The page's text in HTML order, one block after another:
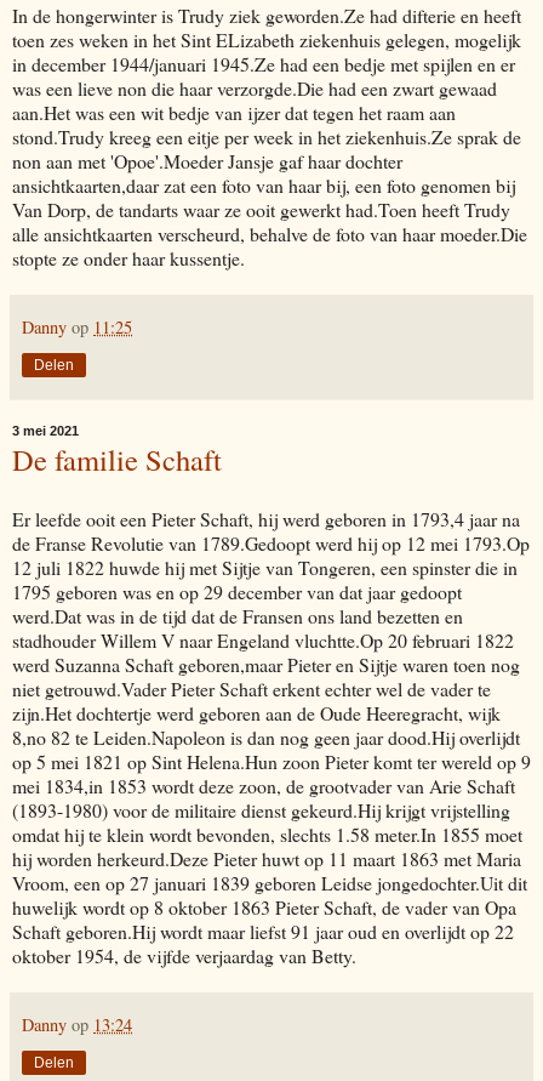
In de hongerwinter is Trudy ziek geworden.Ze had difterie en heeft
toen zes weken in het Sint ELizabeth ziekenhuis gelegen, mogelijk
in december 1944/januari 1945.Ze had een bedje met spijlen en er
was een lieve non die haar verzorgde.Die had een zwart gewaad
aan.Het was een wit bedje van ijzer dat tegen het raam aan
stond.Trudy kreeg een eitje per week in het ziekenhuis.Ze sprak de
non aan met 'Opoe'.Moeder Jansje gaf haar dochter
ansichtkaarten,daar zat een foto van haar bij, een foto genomen bij
Van Dorp, de tandarts waar ze ooit gewerkt had.Toen heeft Trudy
alle ansichtkaarten verscheurd, behalve de foto van haar moeder.Die
stopte ze onder haar kussentje.
Danny op 11:25
Delen
3 mei 2021
De familie Schaft
Er leefde ooit een Pieter Schaft, hij werd geboren in 1793,4 jaar na
de Franse Revolutie van 1789.Gedoopt werd hij op 12 mei 1793.Op
12 juli 1822 huwde hij met Sijtje van Tongeren, een spinster die in
1795 geboren was en op 29 december van dat jaar gedoopt
werd.Dat was in de tijd dat de Fransen ons land bezetten en
stadhouder Willem V naar Engeland vluchtte.Op 20 februari 1822
werd Suzanna Schaft geboren,maar Pieter en Sijtje waren toen nog
niet getrouwd.Vader Pieter Schaft erkent echter wel de vader te
zijn.Het dochtertje werd geboren aan de Oude Heeregracht, wijk
8,no 82 te Leiden.Napoleon is dan nog geen jaar dood.Hij overlijdt
op 5 mei 1821 op Sint Helena.Hun zoon Pieter komt ter wereld op 9
mei 1834,in 1853 wordt deze zoon, de grootvader van Arie Schaft
(1893-1980) voor de militaire dienst gekeurd.Hij krijgt vrijstelling
omdat hij te klein wordt bevonden, slechts 1.58 meter.In 1855 moet
hij worden herkeurd.Deze Pieter huwt op 11 maart 1863 met Maria
Vroom, een op 27 januari 1839 geboren Leidse jongedochter.Uit dit
huwelijk wordt op 8 oktober 1863 Pieter Schaft, de vader van Opa
Schaft geboren.Hij wordt maar liefst 91 jaar oud en overlijdt op 22
oktober 1954, de vijfde verjaardag van Betty.
Danny op 13:24
Delen